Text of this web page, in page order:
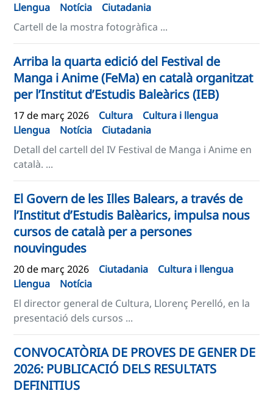
Llengua
Notícia
Ciutadania
Cartell de la mostra fotogràfica ...
Arriba la quarta edició del Festival de
Manga i Anime (FeMa) en català organitzat
per l’Institut d’Estudis Baleàrics (IEB)
17 de març 2026 Cultura
Cultura i llengua
Llengua
Notícia
Ciutadania
Detall del cartell del IV Festival de Manga i Anime en
català. ...
El Govern de les Illes Balears, a través de
l’Institut d’Estudis Balèarics, impulsa nous
cursos de català per a persones
nouvingudes
20 de març 2026 Ciutadania
Cultura i llengua
Llengua
Notícia
El director general de Cultura, Llorenç Perelló, en la
presentació dels cursos ...
CONVOCATÒRIA DE PROVES DE GENER DE
2026: PUBLICACIÓ DELS RESULTATS
DEFINITIUS